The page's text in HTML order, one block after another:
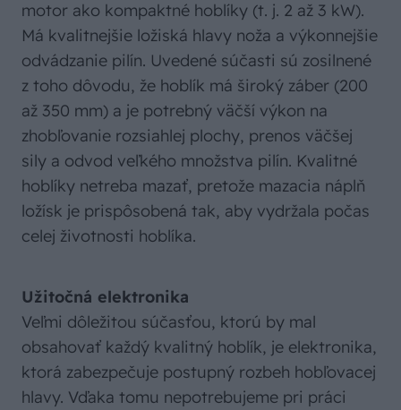
motor ako kompaktné hoblíky (t. j. 2 až 3 kW).
Má kvalitnejšie ložiská hlavy noža a výkonnejšie
odvádzanie pilín. Uvedené súčasti sú zosilnené
z toho dôvodu, že hoblík má široký záber (200
až 350 mm) a je potrebný väčší výkon na
zhobľovanie rozsiahlej plochy, prenos väčšej
sily a odvod veľkého množstva pilín. Kvalitné
hoblíky netreba mazať, pretože mazacia náplň
ložísk je prispôsobená tak, aby vydržala počas
celej životnosti hoblíka.
Užitočná elektronika
Veľmi dôležitou súčasťou, ktorú by mal
obsahovať každý kvalitný hoblík, je elektronika,
ktorá zabezpečuje postupný rozbeh hobľovacej
hlavy. Vďaka tomu nepotrebujeme pri práci